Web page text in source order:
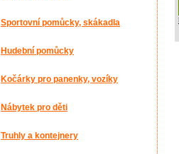
Sportovní pomůcky, skákadla
Hudební pomůcky
Kočárky pro panenky, vozíky
Nábytek pro děti
Truhly a kontejnery